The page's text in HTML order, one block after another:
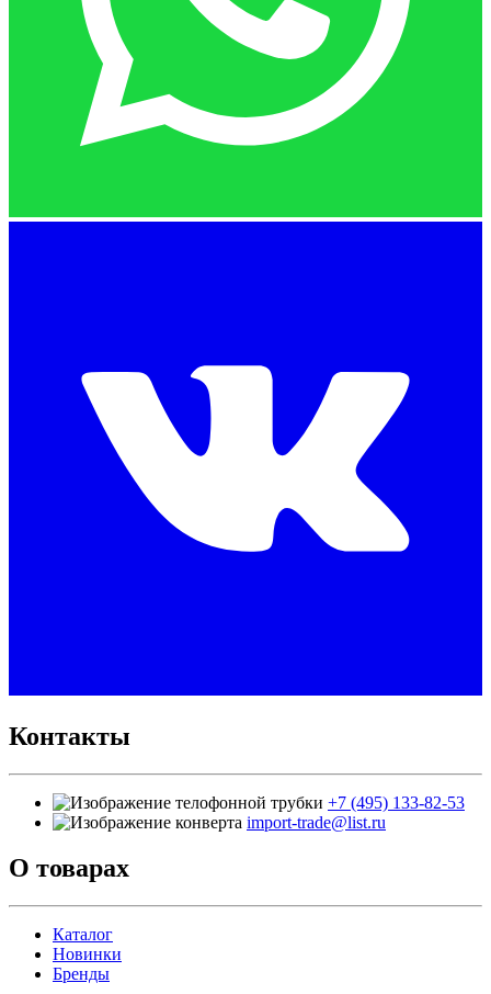
Контакты
+7 (495) 133-82-53
import-trade@list.ru
О товарах
Каталог
Новинки
Бренды